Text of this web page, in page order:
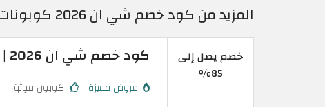
المزيد من كود خصم شي ان 2026 كوبونات تخفيض فعالة 100% في SHEIN الامارات
خصم يصل إلى
85%
كود خصم شي ان 2026 | خصومات حتى 85% على معظم المنتجات
عروض مميزة كوبون موثق